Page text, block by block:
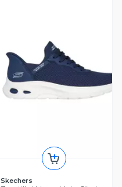
Skechers